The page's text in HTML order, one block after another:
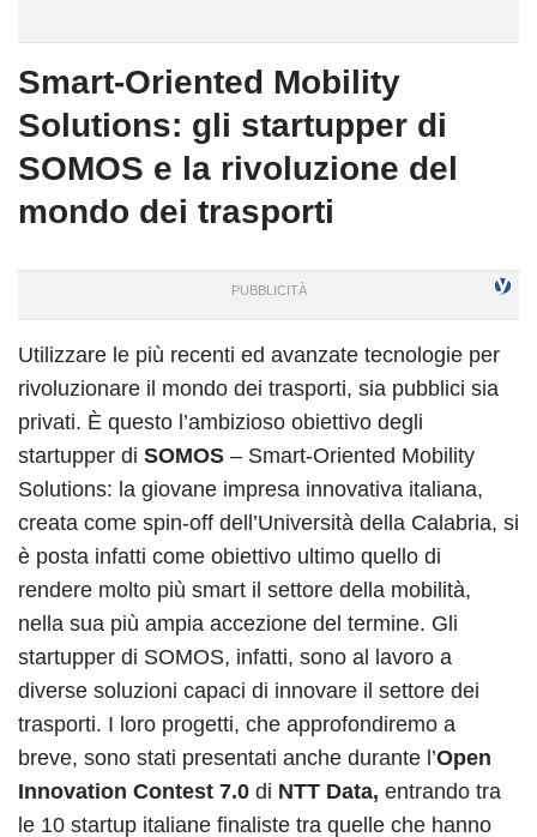
Smart-Oriented Mobility
Solutions: gli startupper di
SOMOS e la rivoluzione del
mondo dei trasporti
Utilizzare le più recenti ed avanzate tecnologie per
rivoluzionare il mondo dei trasporti, sia pubblici sia
privati. È questo l’ambizioso obiettivo degli
startupper di SOMOS – Smart-Oriented Mobility
Solutions: la giovane impresa innovativa italiana,
creata come spin-off dell’Università della Calabria, si
è posta infatti come obiettivo ultimo quello di
rendere molto più smart il settore della mobilità,
nella sua più ampia accezione del termine. Gli
startupper di SOMOS, infatti, sono al lavoro a
diverse soluzioni capaci di innovare il settore dei
trasporti. I loro progetti, che approfondiremo a
breve, sono stati presentati anche durante l’Open
Innovation Contest 7.0 di NTT Data, entrando tra
le 10 startup italiane finaliste tra quelle che hanno